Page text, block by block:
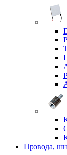
Провода,